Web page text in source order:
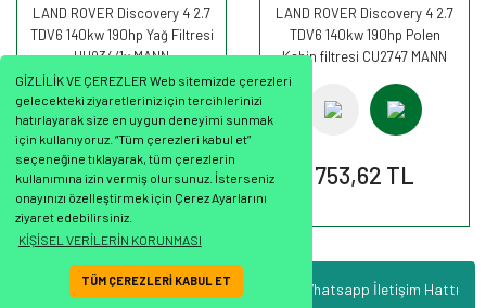
GİZLİLİK VE ÇEREZLER Web sitemizde çerezleri
gelecekteki ziyaretleriniz için tercihlerinizi
hatırlayarak size en uygun deneyimi sunmak
için kullanıyoruz. “Tüm çerezleri kabul et”
seçeneğine tıklayarak, tüm çerezlerin
kullanımına izin vermiş olursunuz. İsterseniz
onayınızı özelleştirmek için Çerez Ayarlarını
ziyaret edebilirsiniz.
KİŞİSEL VERİLERİN KORUNMASI
TÜM ÇEREZLERİ KABUL ET Whatsapp İletişim Hattı
LAND ROVER Discovery 4 2.7
TDV6 140kw 190hp Yağ Filtresi
HU934/1x MANN
629,11 TL
LAND ROVER Discovery 4 2.7
TDV6 140kw 190hp Polen
Kabin filtresi CU2747 MANN
753,62 TL